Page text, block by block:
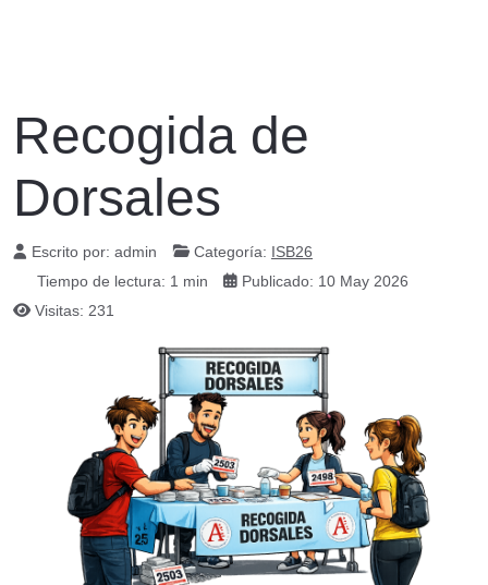
Recogida de
Dorsales
Escrito por: admin Categoría: ISB26
Tiempo de lectura: 1 min
Publicado: 10 May 2026
Visitas: 231